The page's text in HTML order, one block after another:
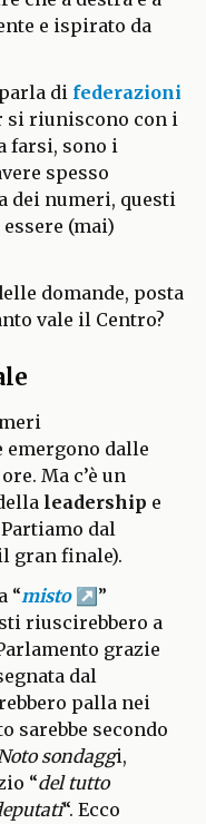
e ispirato da
di federazioni
si riuniscono con i
farsi, sono i
spesso
dei numeri, questi
(mai)
domande, posta
vale il Centro?
dalle
Ma c’è un
leadership e
Partiamo dal
gran finale).
“misto
”
riuscirebbero a
grazie
dal
palla nei
secondo
sondaggi,
“del tutto
“. Ecco